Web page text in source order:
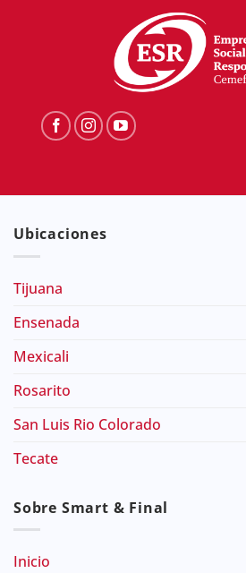
Ubicaciones
Tijuana
Ensenada
Mexicali
Rosarito
San Luis Rio Colorado
Tecate
Sobre Smart & Final
Inicio